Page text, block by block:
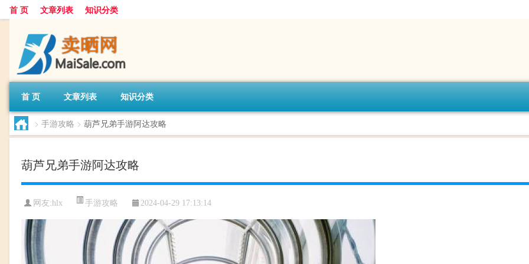
首 页 文章列表 知识分类
首 页 文章列表 知识分类
> 手游攻略 > 葫芦兄弟手游阿达攻略
葫芦兄弟手游阿达攻略
网友:hlx 手游攻略 2024-04-29 17:13:14